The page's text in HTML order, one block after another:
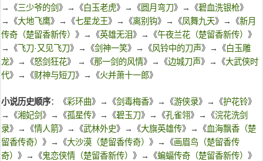
→《三少爷的剑 》→《白玉老虎》→《 圆月弯刀》→《碧血洗银枪》
→《大地飞鹰》→《七星龙王》→《离别钩》→《凤舞九天》→《新月
传奇（楚留香新传） 》→《英雄无泪》→《午夜兰花（楚留香新传） 》
→《飞刀·又见飞刀》→《剑神一笑》→《风铃中的刀声》→《白玉雕
龙》→《怒剑狂花》 →《那一剑的风情》→《边城刀声》→《大武侠时
代》→《财神与短刀》→《火并萧十一郎》
小说历史顺序：《彩环曲》→《剑毒梅香》→《游侠录》→《护花铃》
→《湘妃剑 》→《孤星传》→《碧玉刀》→《孔雀翎》→《浣花洗剑
录》→《情人箭》→《武林外史》→《大旗英雄传》→《血海飘香（楚
留香传奇） 》→《大沙漠（楚留香传奇） 》→《画眉鸟（楚留香传
奇） 》→《鬼恋侠情（楚留香新传） 》→《蝙蝠传奇（楚留香新传） 》